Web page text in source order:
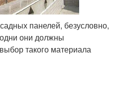
панелей, безусловно,
они должны
такого материала